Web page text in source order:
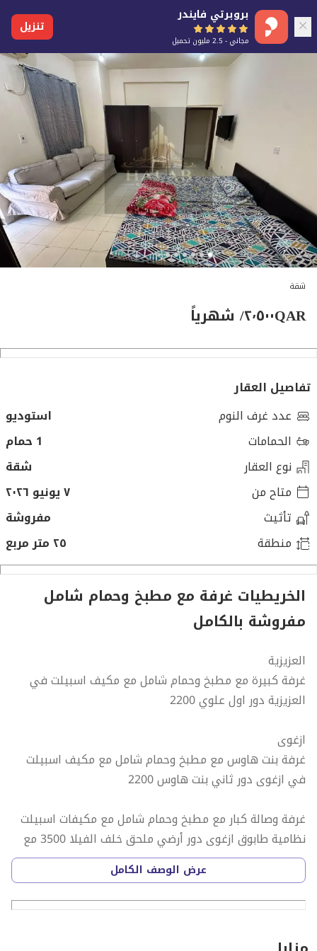
بروبرتي فايندر
مجاني - 2.5 مليون تحميل
تنزيل
شقة
QAR٢٬٥٠٠/ شهرياً
تفاصيل العقار
عدد غرف النوم
استوديو
الحمامات
1 حمام
نوع العقار
شقة
متاح من
٧ يونيو ٢٠٢٦
تأثيث
مفروشة
منطقة
٢٥ متر مربع
الخريطيات غرفة مع مطبخ وحمام شامل
مفروشة بالكامل
العزيزية
غرفة كبيرة مع مطبخ وحمام شامل مع مكيف اسبيلت في
العزيزية دور اول علوي 2200
ازغوى
غرفة بنت هاوس مع مطبخ وحمام شامل مع مكيف اسبيلت
في ازغوى دور ثاني بنت هاوس 2200
غرفة وصالة كبار مع مطبخ وحمام شامل مع مكيفات اسبيلت
نظامية طابوق ازغوى دور أرضي ملحق خلف الفيلا 3500 مع
حوش خاص مفروشة 3900
الغرافة
مع مكيف اسبيلت في 2200 الغرافة
عرض الوصف الكامل